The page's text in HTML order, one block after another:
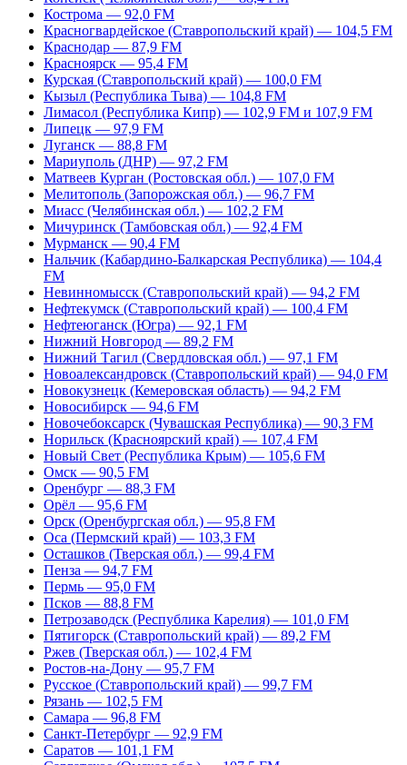
Кострома — 92,0 FM
Красногвардейское (Ставропольский край) — 104,5 FM
Краснодар — 87,9 FM
Красноярск — 95,4 FM
Курская (Ставропольский край) — 100,0 FM
Кызыл (Республика Тыва) — 104,8 FM
Лимасол (Республика Кипр) — 102,9 FM и 107,9 FM
Липецк — 97,9 FM
Луганск — 88,8 FM
Мариуполь (ДНР) — 97,2 FM
Матвеев Курган (Ростовская обл.) — 107,0 FM
Мелитополь (Запорожская обл.) — 96,7 FM
Миасс (Челябинская обл.) — 102,2 FM
Мичуринск (Тамбовская обл.) — 92,4 FM
Мурманск — 90,4 FM
Нальчик (Кабардино-Балкарская Республика) — 104,4
FM
Невинномысск (Ставропольский край) — 94,2 FM
Нефтекумск (Ставропольский край) — 100,4 FM
Нефтеюганск (Югра) — 92,1 FM
Нижний Новгород — 89,2 FM
Нижний Тагил (Свердловская обл.) — 97,1 FM
Новоалександровск (Ставропольский край) — 94,0 FM
Новокузнецк (Кемеровская область) — 94,2 FM
Новосибирск — 94,6 FM
Новочебоксарск (Чувашская Республика) — 90,3 FM
Норильск (Красноярский край) — 107,4 FM
Новый Свет (Республика Крым) — 105,6 FM
Омск — 90,5 FM
Оренбург — 88,3 FM
Орёл — 95,6 FM
Орск (Оренбургская обл.) — 95,8 FM
Оса (Пермский край) — 103,3 FM
Осташков (Тверская обл.) — 99,4 FM
Пенза — 94,7 FM
Пермь — 95,0 FM
Псков — 88,8 FM
Петрозаводск (Республика Карелия) — 101,0 FM
Пятигорск (Ставропольский край) — 89,2 FM
Ржев (Тверская обл.) — 102,4 FM
Ростов-на-Дону — 95,7 FM
Русское (Ставропольский край) — 99,7 FM
Рязань — 102,5 FM
Самара — 96,8 FM
Санкт-Петербург — 92,9 FM
Саратов — 101,1 FM